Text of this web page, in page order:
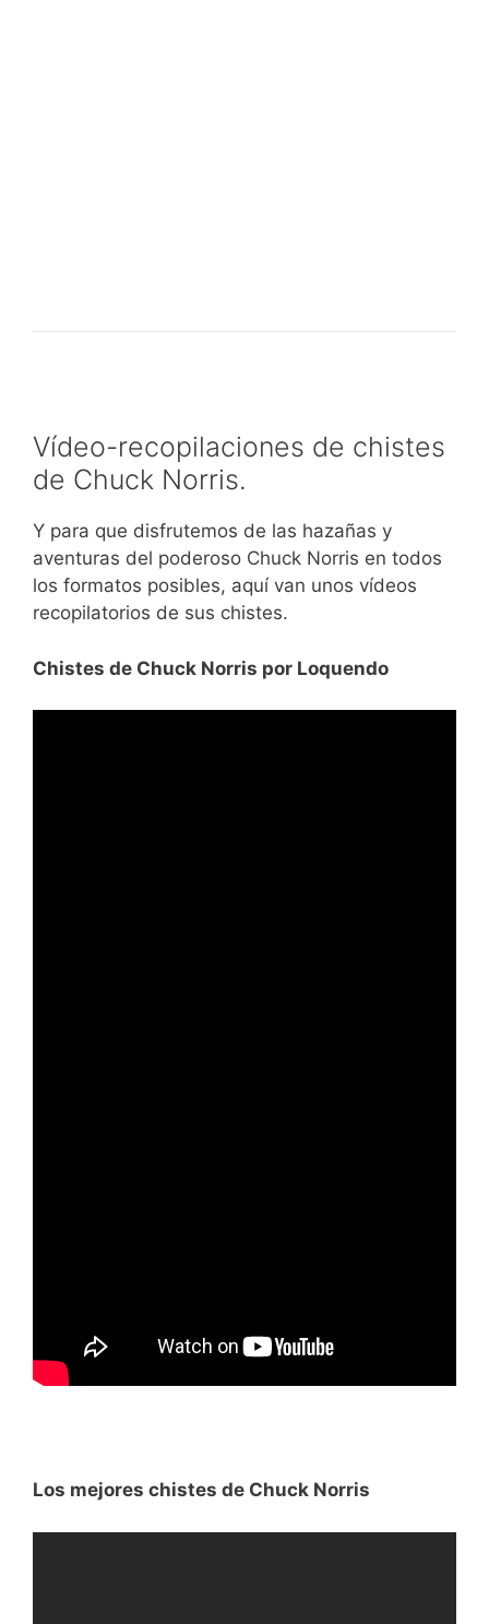
Vídeo-recopilaciones de chistes
de Chuck Norris.
Y para que disfrutemos de las hazañas y
aventuras del poderoso Chuck Norris en todos
los formatos posibles, aquí van unos vídeos
recopilatorios de sus chistes.
Chistes de Chuck Norris por Loquendo
Los mejores chistes de Chuck Norris